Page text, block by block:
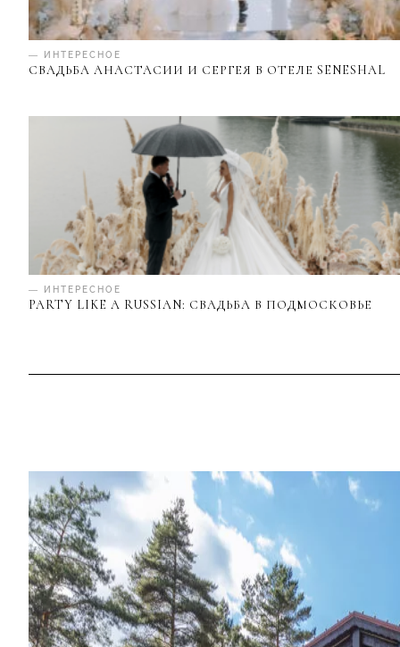
— ИНТЕРЕСНОЕ
СВАДЬБА АНАСТАСИИ И СЕРГЕЯ В ОТЕЛЕ SENESHAL
— ИНТЕРЕСНОЕ
PARTY LIKE A RUSSIAN: СВАДЬБА В ПОДМОСКОВЬЕ